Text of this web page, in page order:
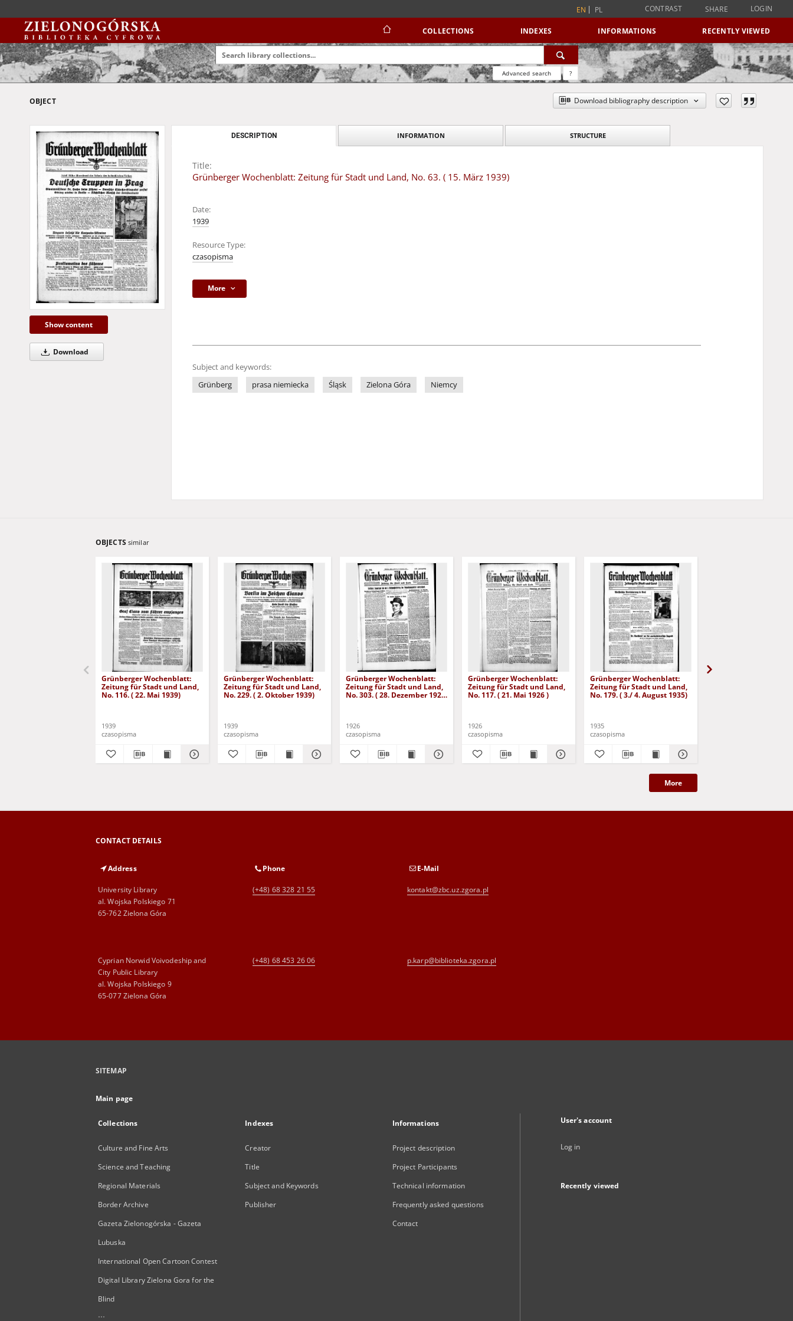
EN PL CONTRAST SHARE LOGIN
COLLECTIONS INDEXES INFORMATIONS RECENTLY VIEWED
Advanced search ?
OBJECT Download bibliography description
Show content
Download
DESCRIPTION INFORMATION STRUCTURE
Title:
Grünberger Wochenblatt: Zeitung für Stadt und Land, No. 63. ( 15. März 1939)
Date:
1939
Resource Type:
czasopisma
More
Subject and keywords:
Grünberg
prasa niemiecka Śląsk Zielona Góra Niemcy
OBJECTS similar
Grünberger Wochenblatt:
Zeitung für Stadt und Land,
No. 116. ( 22. Mai 1939)
1939
czasopisma
Grünberger Wochenblatt:
Zeitung für Stadt und Land,
No. 229. ( 2. Oktober 1939)
1939
czasopisma
Grünberger Wochenblatt:
Zeitung für Stadt und Land,
No. 303. ( 28. Dezember 1926
1926
czasopisma
Grünberger Wochenblatt:
Zeitung für Stadt und Land,
No. 117. ( 21. Mai 1926 )
1926
czasopisma
Grünberger Wochenblatt:
Zeitung für Stadt und Land,
No. 179. ( 3./ 4. August 1935)
1935
czasopisma
More
CONTACT DETAILS
Address
University Library
al. Wojska Polskiego 71
65-762 Zielona Góra
Phone
(+48) 68 328 21 55
E-Mail
kontakt@zbc.uz.zgora.pl
Cyprian Norwid Voivodeship and
City Public Library
al. Wojska Polskiego 9
65-077 Zielona Góra
(+48) 68 453 26 06 p.karp@biblioteka.zgora.pl
SITEMAP
Main page
Collections
Culture and Fine Arts
Science and Teaching
Regional Materials
Border Archive
Gazeta Zielonogórska - Gazeta
Lubuska
International Open Cartoon Contest
Digital Library Zielona Gora for the
Blind
...
Indexes
Creator
Title
Subject and Keywords
Publisher
Informations
Project description
Project Participants
Technical information
Frequently asked questions
Contact
User's account
Log in
Recently viewed